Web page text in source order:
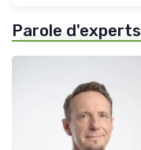
Parole d'experts